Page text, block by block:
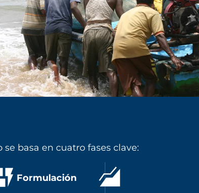
basa en cuatro fases clave:
Formulación